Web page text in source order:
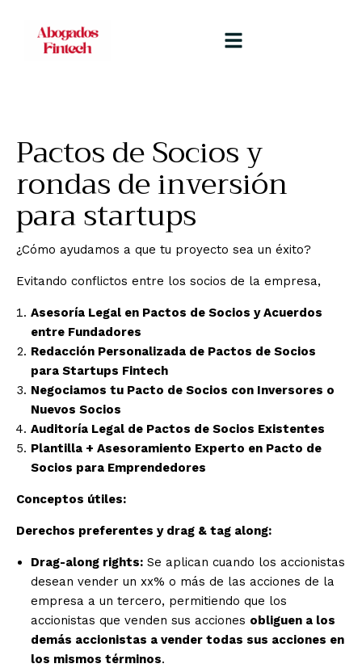
Pactos de Socios y
rondas de inversión
para startups
¿Cómo ayudamos a que tu proyecto sea un éxito?
Evitando conflictos entre los socios de la empresa,
Asesoría Legal en Pactos de Socios y Acuerdos
entre Fundadores
Redacción Personalizada de Pactos de Socios
para Startups Fintech
Negociamos tu Pacto de Socios con Inversores o
Nuevos Socios
Auditoría Legal de Pactos de Socios Existentes
Plantilla + Asesoramiento Experto en Pacto de
Socios para Emprendedores
Conceptos útiles:
Derechos preferentes y drag & tag along:
Drag-along rights: Se aplican cuando los accionistas
desean vender un xx% o más de las acciones de la
empresa a un tercero, permitiendo que los
accionistas que venden sus acciones obliguen a los
demás accionistas a vender todas sus acciones en
los mismos términos.